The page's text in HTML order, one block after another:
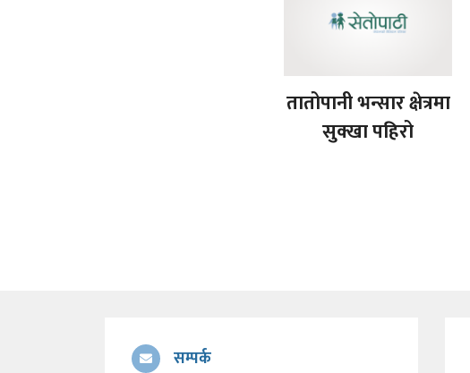
तातोपानी भन्सार क्षेत्रमा
सुक्खा पहिरो
सम्पर्क